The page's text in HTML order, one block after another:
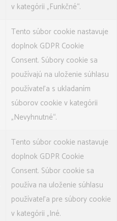
v kategórii „Funkčné“.
Tento súbor cookie nastavuje
doplnok GDPR Cookie
Consent. Súbory cookie sa
používajú na uloženie súhlasu
používateľa s ukladaním
súborov cookie v kategórii
„Nevyhnutné“.
Tento súbor cookie nastavuje
doplnok GDPR Cookie
Consent. Súbor cookie sa
používa na uloženie súhlasu
používateľa pre súbory cookie
v kategórii „Iné.